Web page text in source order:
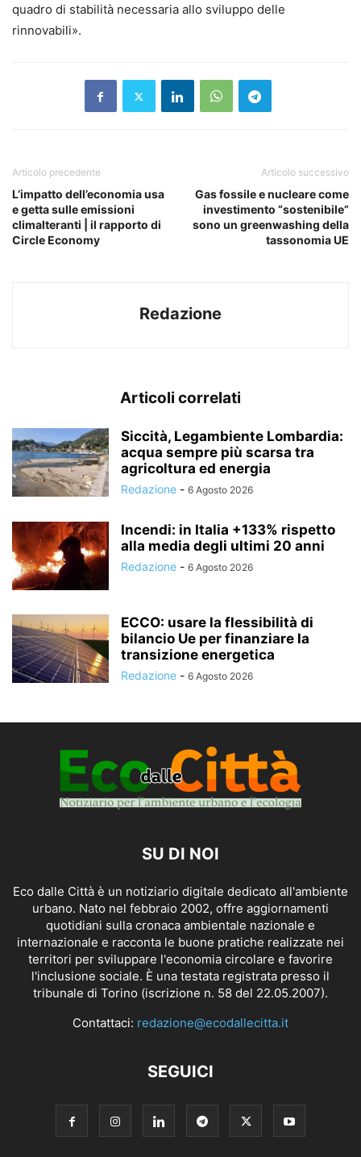
quadro di stabilità necessaria allo sviluppo delle
rinnovabili».
Articolo precedente
L’impatto dell’economia usa
e getta sulle emissioni
climalteranti | il rapporto di
Circle Economy
Articolo successivo
Gas fossile e nucleare come
investimento “sostenibile”
sono un greenwashing della
tassonomia UE
Redazione
Articoli correlati
Siccità, Legambiente Lombardia:
acqua sempre più scarsa tra
agricoltura ed energia
Redazione - 6 Agosto 2026
Incendi: in Italia +133% rispetto
alla media degli ultimi 20 anni
Redazione - 6 Agosto 2026
ECCO: usare la flessibilità di
bilancio Ue per finanziare la
transizione energetica
Redazione - 6 Agosto 2026
SU DI NOI
Eco dalle Città è un notiziario digitale dedicato all'ambiente
urbano. Nato nel febbraio 2002, offre aggiornamenti
quotidiani sulla cronaca ambientale nazionale e
internazionale e racconta le buone pratiche realizzate nei
territori per sviluppare l'economia circolare e favorire
l'inclusione sociale. È una testata registrata presso il
tribunale di Torino (iscrizione n. 58 del 22.05.2007).
Contattaci: redazione@ecodallecitta.it
SEGUICI